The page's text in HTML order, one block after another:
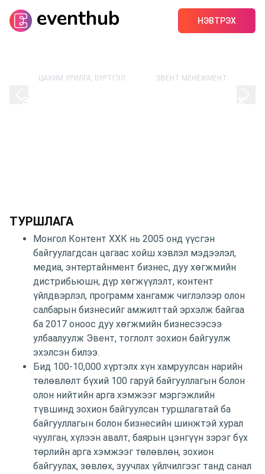
eventhub НЭВТРЭХ
ЦАХИМ УРИЛГА, БҮРТГЭЛ ЭВЕНТ МЕНЕЖМЕНТ
ТУРШЛАГА
Монгол Контент ХХК нь 2005 онд үүсгэн
байгуулагдсан цагаас хойш хэвлэл мэдээлэл,
медиа, энтертайнмент бизнес, дуу хөгжмийн
дистрибьюшн, дүр хөгжүүлэлт, контент
үйлдвэрлэл, программ хангамж чиглэлээр олон
салбарын бизнесийг амжилттай эрхэлж байгаа
ба 2017 оноос дуу хөгжмийн бизнесээсээ
улбаалуулж Эвент, тоглолт зохион байгуулж
эхэлсэн билээ.
Бид 100-10,000 хүртэлх хүн хамруулсан нарийн
төлөвлөлт бүхий 100 гаруй байгууллагын болон
олон нийтийн арга хэмжээг мэргэжлийн
түвшинд зохион байгуулсан туршлагатай ба
байгууллагын болон бизнесийн шинжтэй хурал
чуулган, хүлээн авалт, баярын цэнгүүн зэрэг бүх
төрлийн арга хэмжээг төлөвлөн, зохион
байгуулах, зөвлөх, зуучлах үйлчилгээг танд санал